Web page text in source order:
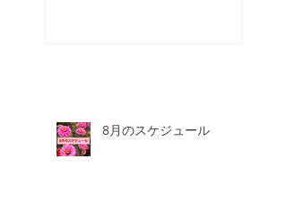
8月のスケジュール